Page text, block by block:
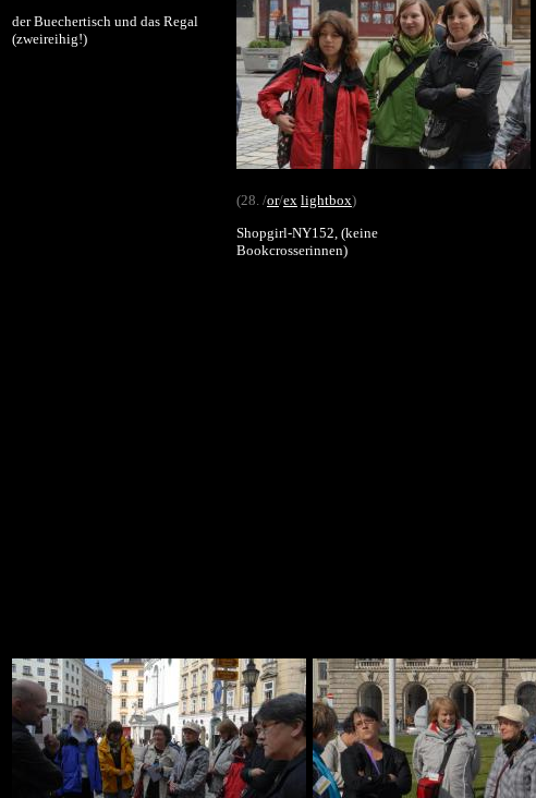
der Buechertisch und das Regal
(zweireihig!)
(28. /or/ex lightbox)
Shopgirl-NY152, (keine
Bookcrosserinnen)